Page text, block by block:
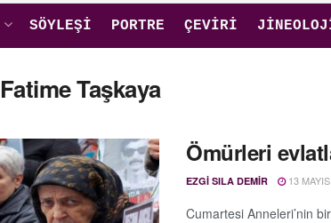
SÖYLEŞI PORTRE ÇEVIRI
Fatime Taşkaya
Ömürleri
EZGI SILA DEMIR 13
Cumartesi Anneleri’nin